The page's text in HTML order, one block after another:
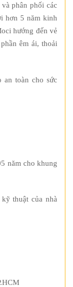
phân phối các
hơn 5 năm kinh
hướng đến vẻ
êm ái, thoải
an toàn cho sức
năm cho khung
thuật của nhà